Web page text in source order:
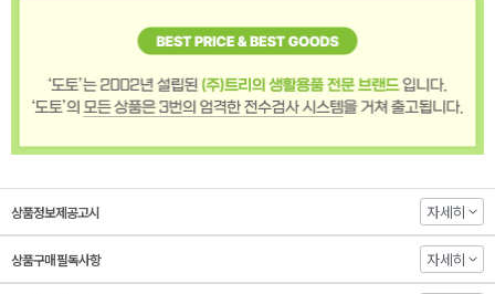
상품정보제공고시 자세히
상품구매 필독사항 자세히